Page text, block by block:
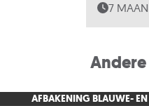
7
AFBAKENING BLAUWE- EN